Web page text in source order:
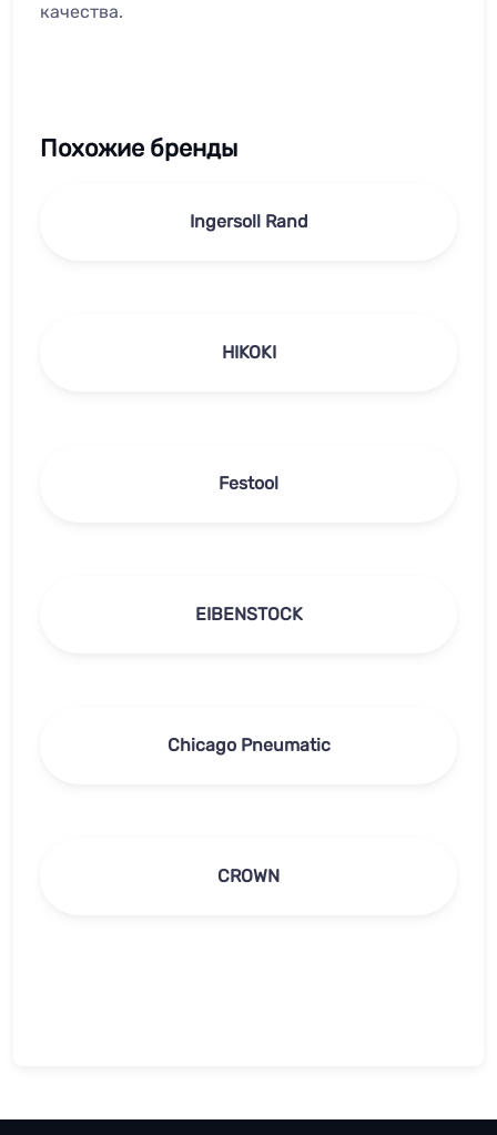
качества.
Похожие бренды
Ingersoll Rand
HIKOKI
Festool
EIBENSTOCK
Chicago Pneumatic
CROWN